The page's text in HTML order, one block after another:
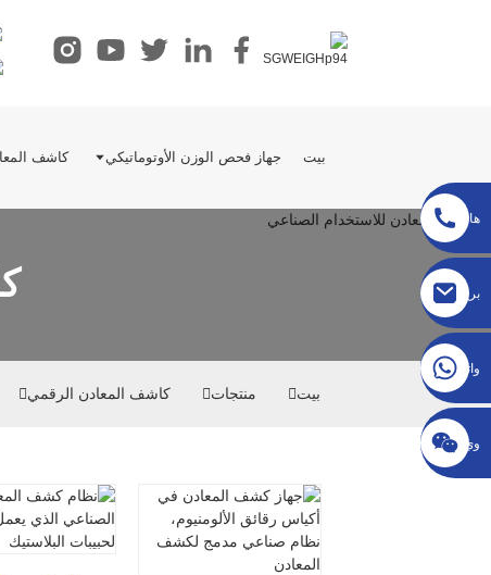
بيت جهاز فحص الوزن الأوتوماتيكي كاشف
هاتف
بريد
إلكتروني
واتساب
وي
بيت منتجات كاشف المعادن الرقمي